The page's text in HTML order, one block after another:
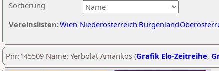
Sortierung
Vereinslisten:Wien Niederösterreich Burgenland
Pnr:145509 Name: Yerbolat Amankos (Grafik Elo-Zeitreihe,